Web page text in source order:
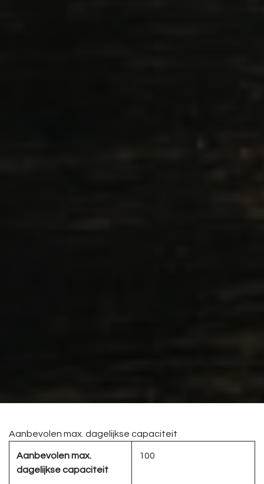
Aanbevolen max. dagelijkse capaciteit
Aanbevolen max.
dagelijkse capaciteit
100